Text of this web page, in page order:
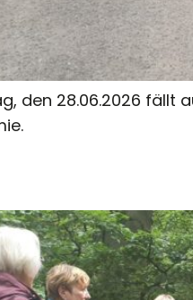
den 28.06.2026 fällt